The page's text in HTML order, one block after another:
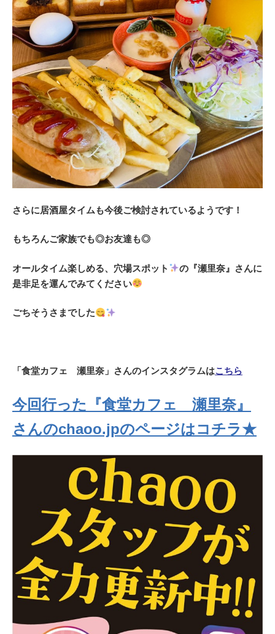
さらに居酒屋タイムも今後ご検討されているようです！
もちろんご家族でも◎お友達も◎
オールタイム楽しめる、穴場スポット
の『瀬里奈』さんに
是非足を運んでみてください
ごちそうさまでした
「食堂カフェ 瀬里奈」さんのインスタグラムはこちら
今回行った『食堂カフェ 瀬里奈』
さんのchaoo.jpのページはコチラ★